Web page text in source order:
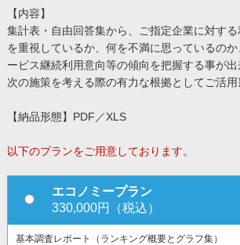
【内容】
集計表・自由回答集から、ご指定企業に対す
を重視しているか、何を不満に思っているの
ービス継続利用意向等の傾向を把握する事が出
次の施策を考える際の有力な根拠としてご活用
【納品形態】PDF／XLS
以下のプランをご用意しております。
エコノミープラン
330,000円（税込）
基本調査レポート（ランキング概要とグラフ集）